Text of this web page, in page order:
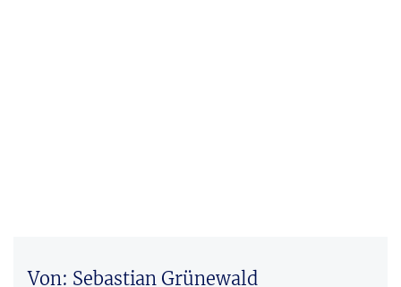
Von: Sebastian Grünewald